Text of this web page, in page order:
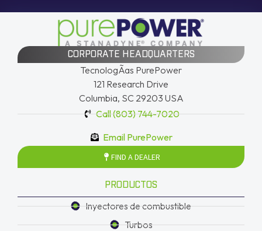
CORPORATE HEADQUARTERS
TecnologÃ­as PurePower
121 Research Drive
Columbia, SC 29203 USA
Call (803) 744-7020
Email PurePower
FIND A DEALER
PRODUCTOS
Inyectores de combustible
Turbos